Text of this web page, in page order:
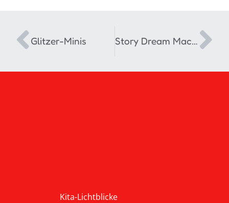
Glitzer-Minis Story Dream Machine
Kita-Lichtblicke